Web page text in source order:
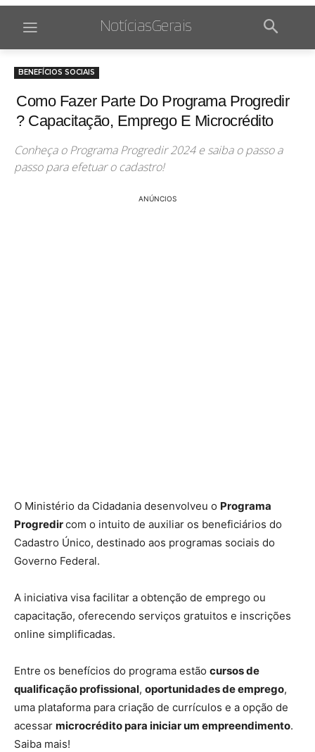
NotíciasGerais
BENEFÍCIOS SOCIAIS
Como Fazer Parte Do Programa Progredir
? Capacitação, Emprego E Microcrédito
Conheça o Programa Progredir 2024 e saiba o passo a
passo para efetuar o cadastro!
ANÚNCIOS
O Ministério da Cidadania desenvolveu o Programa
Progredircom o intuito de auxiliar os beneficiários do
Cadastro Único, destinado aos programas sociais do
Governo Federal.
A iniciativa visa facilitar a obtenção de emprego ou
capacitação, oferecendo serviços gratuitos e inscrições
online simplificadas.
Entre os benefícios do programa estão cursos de
qualificação profissional, oportunidades de emprego,
uma plataforma para criação de currículos e a opção de
acessar microcrédito para iniciar um empreendimento.
Saiba mais!